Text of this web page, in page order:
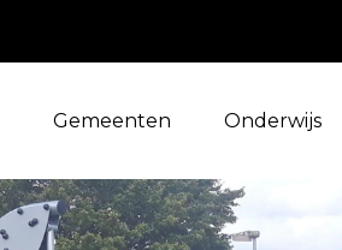
Gemeenten Onderwijs